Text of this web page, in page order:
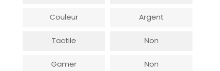
Couleur Argent
Tactile Non
Gamer Non